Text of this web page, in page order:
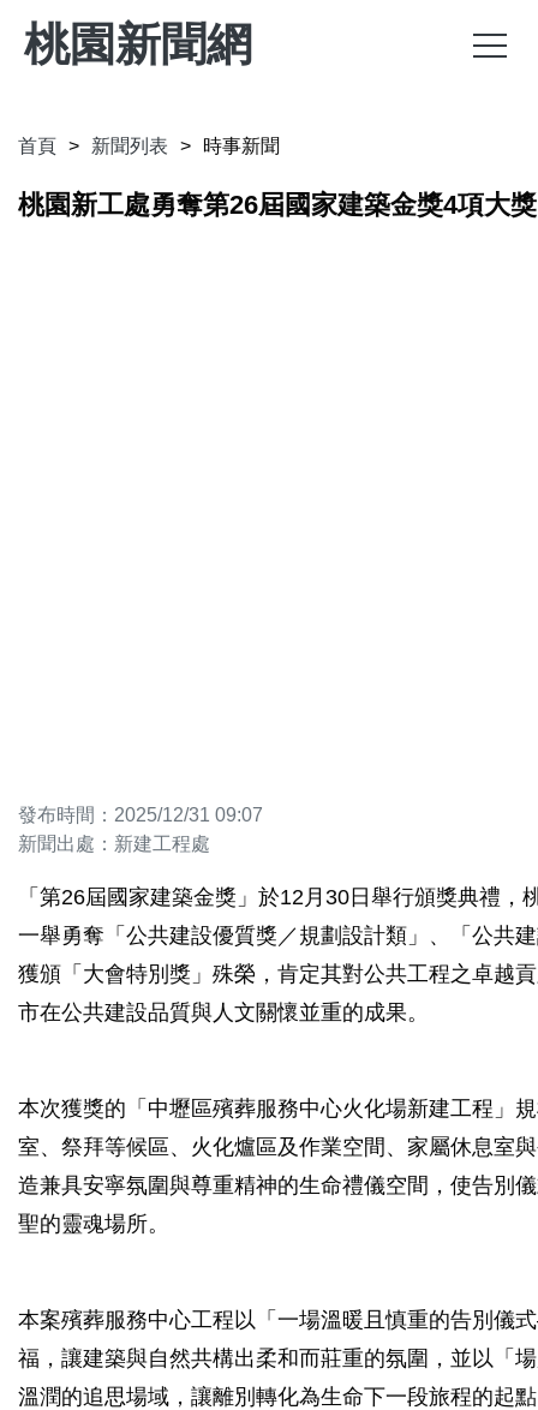
桃園新聞網
首頁 新聞列表 時事新聞
桃園新工處勇奪第26屆國家建築金獎4項大
發布時間：2025/12/31 09:07
新聞出處：新建工程處
「第26屆國家建築金獎」於12月30日舉行頒獎典禮
一舉勇奪「公共建設優質獎／規劃設計類」、「公共
獲頒「大會特別獎」殊榮，肯定其對公共工程之卓越
市在公共建設品質與人文關懷並重的成果。
本次獲獎的「中壢區殯葬服務中心火化場新建工程」
室、祭拜等候區、火化爐區及作業空間、家屬休息室
造兼具安寧氛圍與尊重精神的生命禮儀空間，使告別
聖的靈魂場所。
本案殯葬服務中心工程以「一場溫暖且慎重的告別儀
福，讓建築與自然共構出柔和而莊重的氛圍，並以「
溫潤的追思場域，讓離別轉化為生命下一段旅程的起